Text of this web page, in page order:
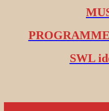
SWL